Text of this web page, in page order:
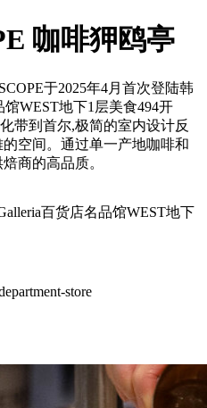
咖啡狎鸥亭
于2025年4月首次登陆韩
WEST地下1层美食494开
带到首尔,极简的室内设计反
空间。通过单一产地咖啡和
商的高品质。
百货店名品馆WEST地下
store